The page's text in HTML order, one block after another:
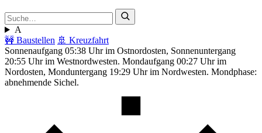
A
🚧 Baustellen 🚢 Kreuzfahrt
Sonnenaufgang 05:38 Uhr im Ostnordosten, Sonnenuntergang
20:55 Uhr im Westnordwesten. Mondaufgang 00:27 Uhr im
Nordosten, Monduntergang 19:29 Uhr im Nordwesten. Mondphase:
abnehmende Sichel.